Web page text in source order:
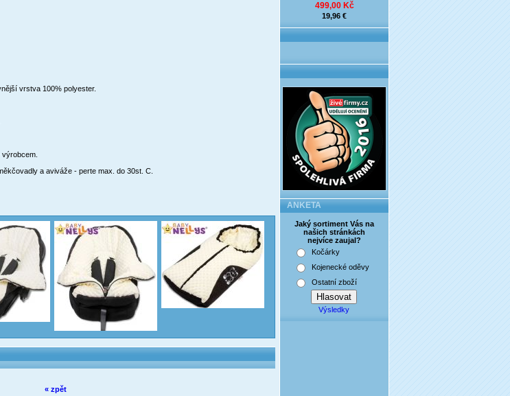
vrstva 100% polyester.
a aviváže - perte max. do 30st. C.
« zpět
499,00 Kč
19,96 €
ANKETA
Jaký sortiment Vás na
našich stránkách
nejvíce zaujal?
Kočárky
Kojenecké oděvy
Ostatní zboží
Výsledky